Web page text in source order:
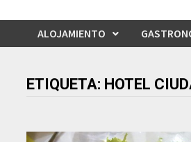
ALOJAMIENTO
ETIQUETA: HOTEL